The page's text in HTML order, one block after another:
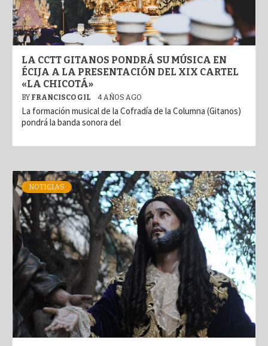
LA CCTT GITANOS PONDRÁ SU MÚSICA EN
ÉCIJA A LA PRESENTACIÓN DEL XIX CARTEL
«LA CHICOTÁ»
BY FRANCISCO GIL 4 AÑOS AGO
La formación musical de la Cofradía de la Columna (Gitanos)
pondrá la banda sonora del
NOTICIAS